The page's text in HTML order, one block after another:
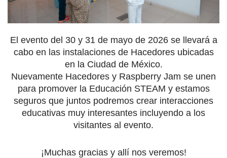
El evento del 30 y 31 de mayo de 2026 se llevará a
cabo en las instalaciones de Hacedores ubicadas
en la Ciudad de México.
Nuevamente Hacedores y Raspberry Jam se unen
para promover la Educación STEAM y estamos
seguros que juntos podremos crear interacciones
educativas muy interesantes incluyendo a los
visitantes al evento.
¡Muchas gracias y allí nos veremos!